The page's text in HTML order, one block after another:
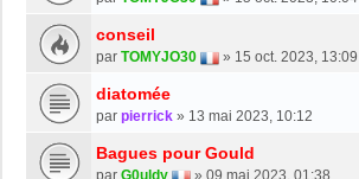
conseil
par TOMYJO30 » 15 oct. 2023, 13:09
diatomée
par pierrick » 13 mai 2023, 10:12
Bagues pour Gould
par G0uldy » 09 mai 2023, 01:38